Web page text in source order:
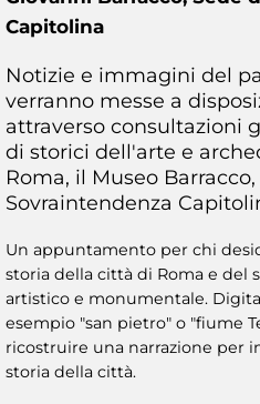
Capitolina
Notizie e immagini del
verranno messe a
attraverso consultazioni
di storici dell'arte e
Roma, il Museo
Sovraintendenza
Un appuntamento per chi
storia della città di Roma e del
artistico e monumentale.
esempio "san pietro" o "fiume
ricostruire una narrazione per
storia della città.